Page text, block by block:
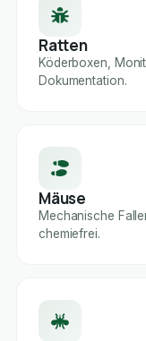
Ratten
Köderboxen,
Dokumentation.
Mäuse
Mechanische
chemiefrei.